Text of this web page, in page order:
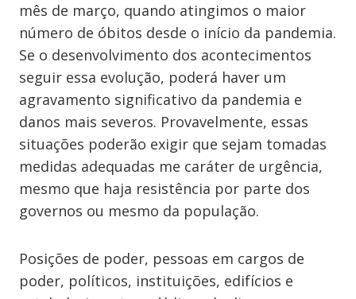
mês de março, quando atingimos o maior
número de óbitos desde o início da pandemia.
Se o desenvolvimento dos acontecimentos
seguir essa evolução, poderá haver um
agravamento significativo da pandemia e
danos mais severos. Provavelmente, essas
situações poderão exigir que sejam tomadas
medidas adequadas me caráter de urgência,
mesmo que haja resistência por parte dos
governos ou mesmo da população.
Posições de poder, pessoas em cargos de
poder, políticos, instituições, edifícios e